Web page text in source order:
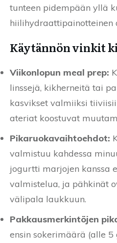
tunteen pidempään yllä
hiilihydraattipainotteinen
Käytännön vinkit
Viikonlopun meal prep:
linssejä, kikherneitä tai
kasvikset valmiiksi
ateriat koostuvat
Pikaruokavaihtoehdot:
valmistuu kahdessa
jogurtti marjojen kanssa
valmistelua, ja pähkinät
välipala laukkuun.
Pakkausmerkintöjen
ensin sokerimäärä (alle